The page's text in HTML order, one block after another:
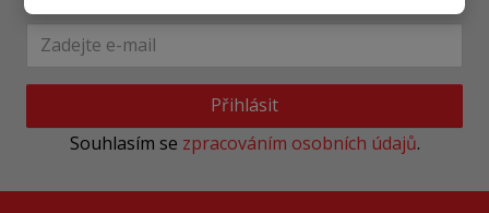
Přihlásit
Souhlasím se zpracováním osobních údajů.